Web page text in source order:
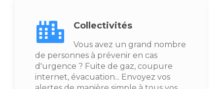
Collectivités
Vous avez un grand nombre
de personnes à prévenir en cas
d'urgence ? Fuite de gaz, coupure
internet, évacuation... Envoyez vos